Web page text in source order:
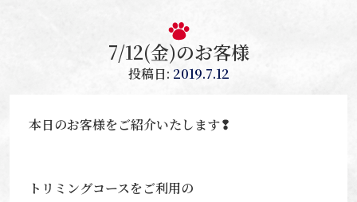
7/12(金)のお客様
投稿日: 2019.7.12
本日のお客様をご紹介いたします❢
トリミングコースをご利用の